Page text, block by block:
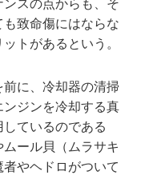
スの点からも、そ
致命傷にはならな
トがあるという。
に、冷却器の清掃
ジンを冷却する真
ているのである
ール貝（ムラサキ
やヘドロがついて